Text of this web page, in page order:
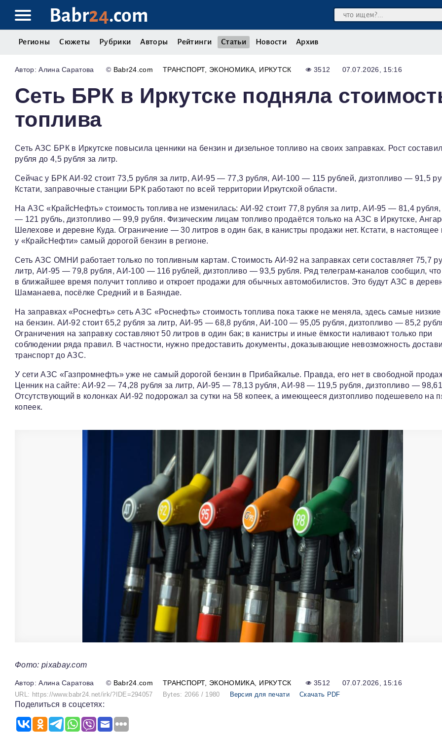
Babr24.com
Регионы Сюжеты Рубрики Авторы Рейтинги Статьи Новости Архив
Алина Саратова © Babr24.com ТРАНСПОРТ ЭКОНОМИКА ИРКУТСК 3512 07.07.2026, 15:16
Сеть БРК в Иркутске подняла
топлива
Сеть АЗС БРК в Иркутске повысила ценники на бензин и дизельное топливо на своих заправках. Рост
рубля до 4,5 рубля за литр.
Сейчас у БРК АИ‑92 стоит 73,5 рубля за литр, АИ‑95 — 77,3 рубля, АИ‑100 — 115 рублей, дизтопливо — 91,5
Кстати, заправочные станции БРК работают по всей территории Иркутской области.
На АЗС «КрайсНефть» стоимость топлива не изменилась: АИ‑92 стоит 77,8 рубля за литр, АИ‑95 — 81,4
— 121 рубль, дизтопливо — 99,9 рубля. Физическим лицам топливо продаётся только на АЗС в Иркутске,
Шелехове и деревне Куда. Ограничение — 30 литров в один бак, в канистры продажи нет. Кстати, в настоящее
у «КрайсНефти» самый дорогой бензин в регионе.
Сеть АЗС ОМНИ работает только по топливным картам. Стоимость АИ‑92 на заправках сети составляет 75,7
литр, АИ‑95 — 79,8 рубля, АИ‑100 — 116 рублей, дизтопливо — 93,5 рубля. Ряд телеграм‑каналов сообщил,
в ближайшее время получит топливо и откроет продажи для обычных автомобилистов. Это будут АЗС в
Шаманаева, посёлке Средний и в Баяндае.
На заправках «Роснефть» сеть АЗС «Роснефть» стоимость топлива пока также не меняла, здесь самые
на бензин. АИ‑92 стоит 65,2 рубля за литр, АИ‑95 — 68,8 рубля, АИ‑100 — 95,05 рубля, дизтопливо — 85,2
Ограничения на заправку составляют 50 литров в один бак; в канистры и иные ёмкости наливают только при
соблюдении ряда правил. В частности, нужно предоставить документы, доказывающие невозможность
транспорт до АЗС.
У сети АЗС «Газпромнефть» уже не самый дорогой бензин в Прибайкалье. Правда, его нет в свободной
Ценник на сайте: АИ‑92 — 74,28 рубля за литр, АИ‑95 — 78,13 рубля, АИ‑98 — 119,5 рубля, дизтопливо —
Отсутствующий в колонках АИ‑92 подорожал за сутки на 58 копеек, а имеющееся дизтопливо подешевело на
копеек.
Фото: pixabay.com
Алина Саратова © Babr24.com ТРАНСПОРТ ЭКОНОМИКА ИРКУТСК 3512 07.07.2026, 15:16
URL: https://www.babr24.net/irk/?IDE=294057 Bytes: 2066 / 1980 Версия для печати Скачать PDF
Поделиться в соцсетях: